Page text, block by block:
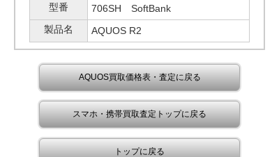
型番
706SH SoftBank
製品名
AQUOS R2
AQUOS買取価格表・査定に戻る
スマホ・携帯買取査定トップに戻る
トップに戻る